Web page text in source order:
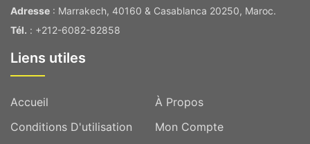
Adresse : Marrakech, 40160 & Casablanca 20250, Maroc.
Tél. : +212-6082-82858
Liens utiles
Accueil
À Propos
Conditions D'utilisation
Mon Compte